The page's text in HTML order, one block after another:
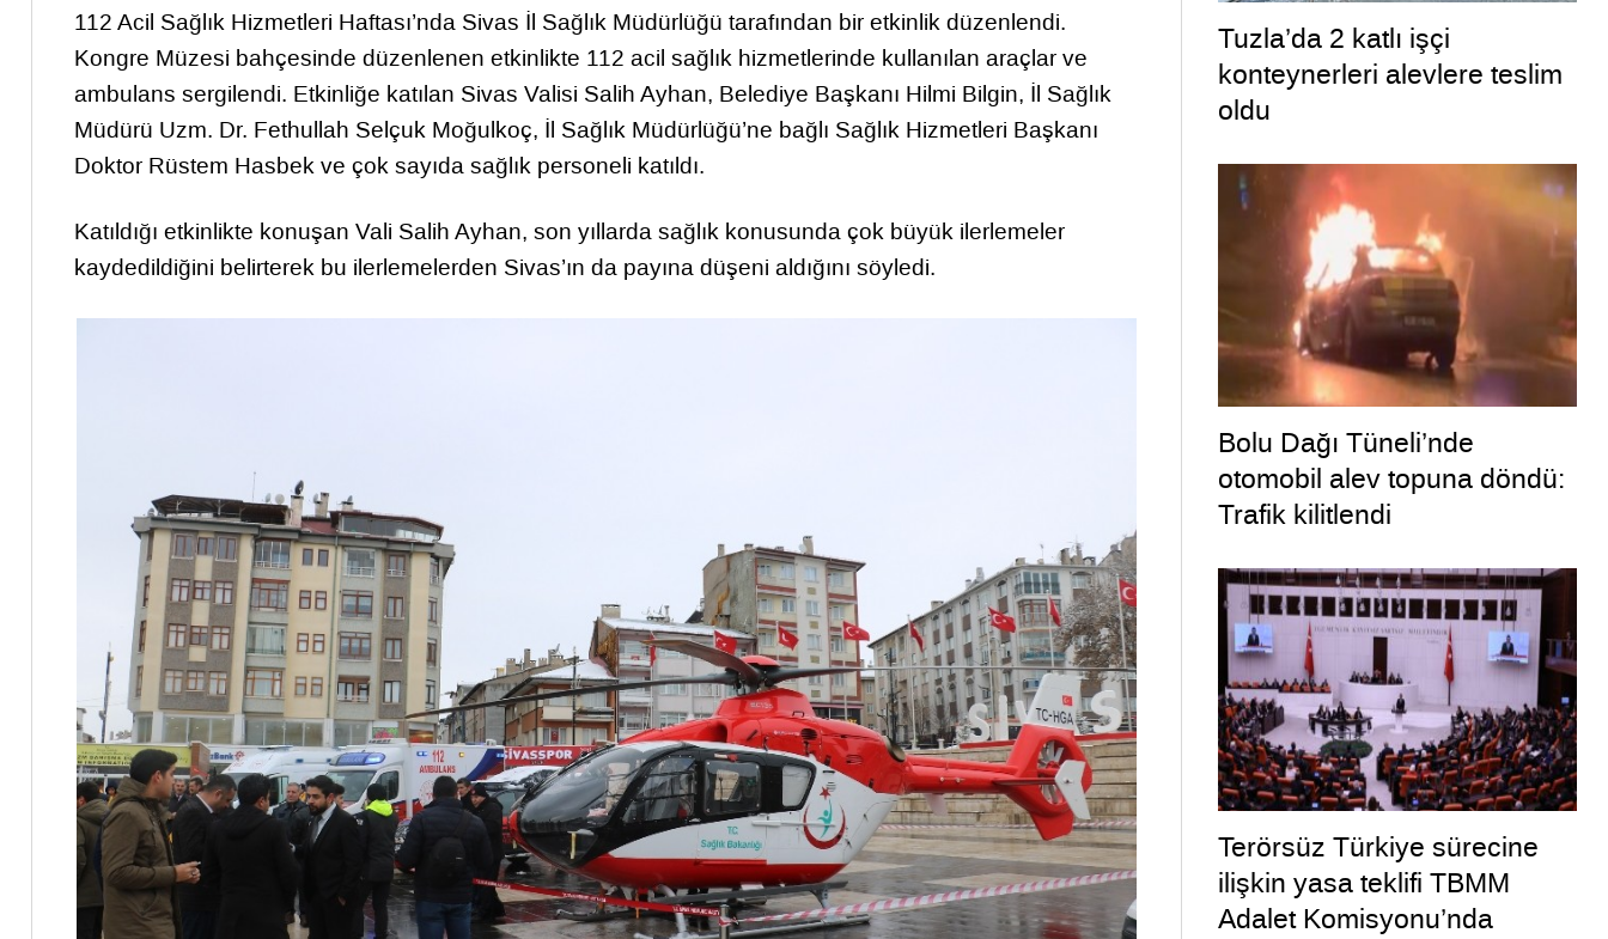
112 Acil Sağlık Hizmetleri Haftası’nda Sivas İl Sağlık Müdürlüğü tarafından bir etkinlik düzenlendi.
Kongre Müzesi bahçesinde düzenlenen etkinlikte 112 acil sağlık hizmetlerinde kullanılan araçlar ve
ambulans sergilendi. Etkinliğe katılan Sivas Valisi Salih Ayhan, Belediye Başkanı Hilmi Bilgin, İl Sağlık
Müdürü Uzm. Dr. Fethullah Selçuk Moğulkoç, İl Sağlık Müdürlüğü’ne bağlı Sağlık Hizmetleri Başkanı
Doktor Rüstem Hasbek ve çok sayıda sağlık personeli katıldı.
Katıldığı etkinlikte konuşan Vali Salih Ayhan, son yıllarda sağlık konusunda çok büyük ilerlemeler
kaydedildiğini belirterek bu ilerlemelerden Sivas’ın da payına düşeni aldığını söyledi.
Tuzla’da 2 katlı işçi
konteynerleri alevlere teslim
oldu
Bolu Dağı Tüneli’nde
otomobil alev topuna döndü:
Trafik kilitlendi
Terörsüz Türkiye sürecine
ilişkin yasa teklifi TBMM
Adalet Komisyonu’nda